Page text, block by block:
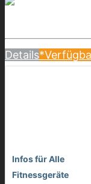
Details
Infos für Alle
Fitnessgeräte